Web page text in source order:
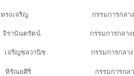
ริญ กรรมการกลางฝ่ายหารา
ตรัตน์ กรรมการกลางฝ่ายหารา
วานิช กรรมการกลางฝ่ายพั
ริ กรรมการกลางฝ่ายกิ